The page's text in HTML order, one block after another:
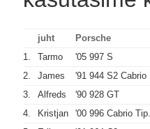
juht Porsche
1.
Tarmo '05 997 S
2.
James '91 944 S2 Cabrio
3.
Alfreds '90 928 GT
4.
Kristjan '00 996 Cabrio Tip.